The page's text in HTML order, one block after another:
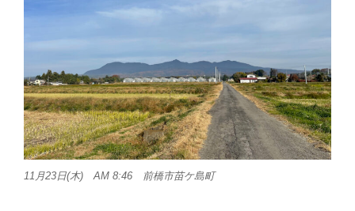
11月23日(木) AM 8:46 前橋市苗ケ島町